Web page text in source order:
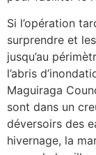
Si l’opération
surprendre et
jusqu’au
l’abris
Maguiraga
sont dans un
déversoirs des
hivernage, la